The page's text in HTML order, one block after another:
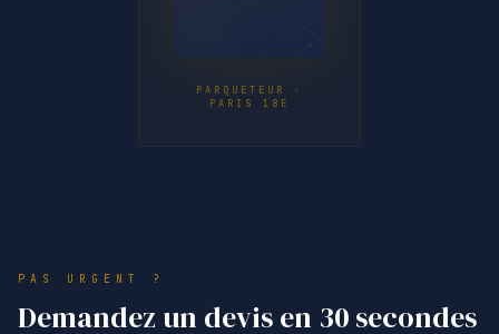
PARQUETEUR ·
PARIS 18E
PAS URGENT ?
Demandez un devis en 30 secondes